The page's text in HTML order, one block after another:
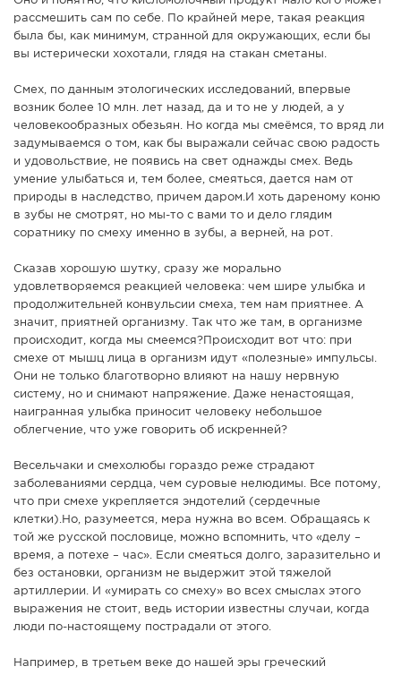
рассмешить сам по себе. По крайней мере, такая реакция
была бы, как минимум, странной для окружающих, если бы
вы истерически хохотали, глядя на стакан сметаны.
Смех, по данным этологических исследований, впервые
возник более 10 млн. лет назад, да и то не у людей, а у
человекообразных обезьян. Но когда мы смеёмся, то вряд ли
задумываемся о том, как бы выражали сейчас свою радость
и удовольствие, не появись на свет однажды смех. Ведь
умение улыбаться и, тем более, смеяться, дается нам от
природы в наследство, причем даром.И хоть дареному коню
в зубы не смотрят, но мы-то с вами то и дело глядим
соратнику по смеху именно в зубы, а верней, на рот.
Сказав хорошую шутку, сразу же морально
удовлетворяемся реакцией человека: чем шире улыбка и
продолжительней конвульсии смеха, тем нам приятнее. А
значит, приятней организму. Так что же там, в организме
происходит, когда мы смеемся?Происходит вот что: при
смехе от мышц лица в организм идут «полезные» импульсы.
Они не только благотворно влияют на нашу нервную
систему, но и снимают напряжение. Даже ненастоящая,
наигранная улыбка приносит человеку небольшое
облегчение, что уже говорить об искренней?
Весельчаки и смехолюбы гораздо реже страдают
заболеваниями сердца, чем суровые нелюдимы. Все потому,
что при смехе укрепляется эндотелий (сердечные
клетки).Но, разумеется, мера нужна во всем. Обращаясь к
той же русской пословице, можно вспомнить, что «делу –
время, а потехе – час». Если смеяться долго, заразительно и
без остановки, организм не выдержит этой тяжелой
артиллерии. И «умирать со смеху» во всех смыслах этого
выражения не стоит, ведь истории известны случаи, когда
люди по-настоящему пострадали от этого.
Например, в третьем веке до нашей эры греческий